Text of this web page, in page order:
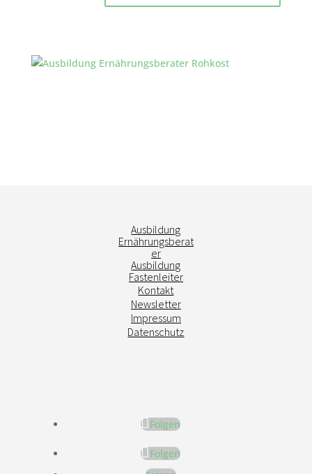
Ausbildung
Ernährungsberat
er
Ausbildung
Fastenleiter
Kontakt
Newsletter
Impressum
Datenschutz
Folgen
Folgen